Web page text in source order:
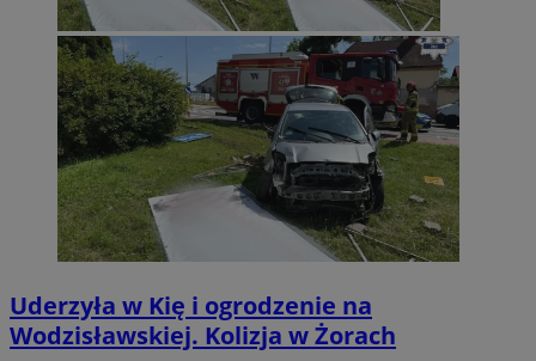
Uderzyła w Kię i ogrodzenie na
Wodzisławskiej. Kolizja w Żorach